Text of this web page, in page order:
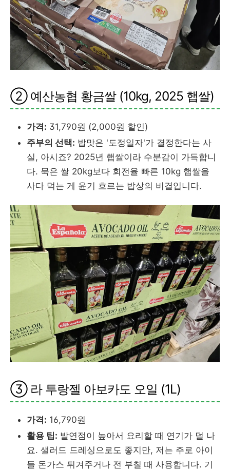
② 예산농협 황금쌀 (10kg, 2025 햅쌀)
가격: 31,790원 (2,000원 할인)
주부의 선택: 밥맛은 '도정일자'가 결정한다는 사
실, 아시죠? 2025년 햅쌀이라 수분감이 가득합니
다. 묵은 쌀 20kg보다 회전율 빠른 10kg 햅쌀을
사다 먹는 게 윤기 흐르는 밥상의 비결입니다.
③ 라 투랑젤 아보카도 오일 (1L)
가격: 16,790원
활용 팁: 발연점이 높아서 요리할 때 연기가 덜 나
요. 샐러드 드레싱으로도 좋지만, 저는 주로 아이
들 돈가스 튀겨주거나 전 부칠 때 사용합니다. 기